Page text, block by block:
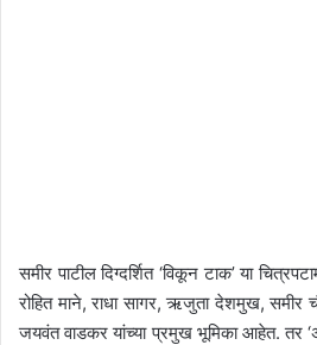
समीर पाटील दिग्दर्शित ‘विकून टाक’ या
रोहित माने, राधा सागर, ऋजुता देशमुख, समीर
जयवंत वाडकर यांच्या प्रमुख भूमिका आहेत. तर